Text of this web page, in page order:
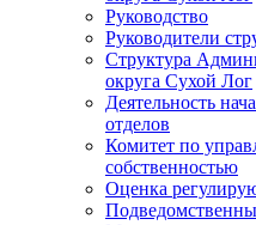
Руководство
Руководители
Структура
округа Сухой Лог
Деятельность
отделов
Комитет по
собственностью
Оценка